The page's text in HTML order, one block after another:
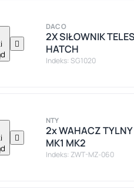

DACO
2X SIŁOWNIK
HATCH
Indeks: SG1020

NTY
2x WAHACZ TYLNY
MK1 MK2
Indeks: ZWT-MZ-060